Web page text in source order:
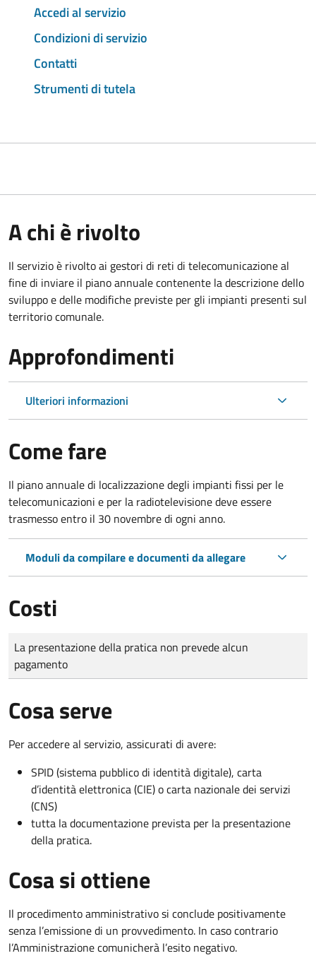
Accedi al servizio
Condizioni di servizio
Contatti
Strumenti di tutela
A chi è rivolto
Il servizio è rivolto ai gestori di reti di telecomunicazione al
fine di inviare il piano annuale contenente la descrizione dello
sviluppo e delle modifiche previste per gli impianti presenti sul
territorio comunale.
Approfondimenti
Ulteriori informazioni
Come fare
Il piano annuale di localizzazione degli impianti fissi per le
telecomunicazioni e per la radiotelevisione deve essere
trasmesso entro il 30 novembre di ogni anno.
Moduli da compilare e documenti da allegare
Costi
Tipo di pagamento
Importo
La presentazione della pratica non prevede alcun
pagamento
Cosa serve
Per accedere al servizio, assicurati di avere:
SPID (sistema pubblico di identità digitale), carta
d’identità elettronica (CIE) o carta nazionale dei servizi
(CNS)
tutta la documentazione prevista per la presentazione
della pratica.
Cosa si ottiene
Il procedimento amministrativo si conclude positivamente
senza l’emissione di un provvedimento. In caso contrario
l’Amministrazione comunicherà l’esito negativo.